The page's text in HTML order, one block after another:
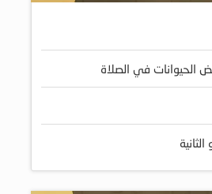
الحيوانات في الصلاة